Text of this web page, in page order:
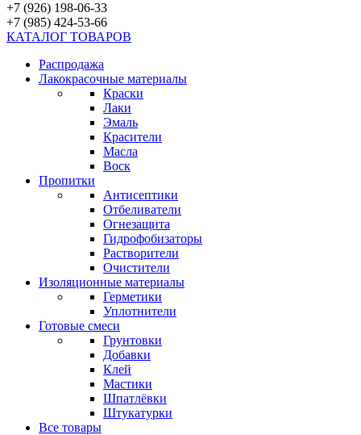
+7 (926) 198-06-33
+7 (985) 424-53-66
КАТАЛОГ ТОВАРОВ
Распродажа
Лакокрасочные материалы
Краски
Лаки
Эмаль
Красители
Масла
Воск
Пропитки
Антисептики
Отбеливатели
Огнезащита
Гидрофобизаторы
Растворители
Очистители
Изоляционные материалы
Герметики
Уплотнители
Готовые смеси
Грунтовки
Добавки
Клей
Мастики
Шпатлёвки
Штукатурки
Все товары